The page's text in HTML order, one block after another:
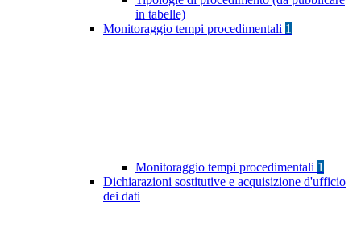
in tabelle)
Monitoraggio tempi procedimentali 1
Monitoraggio tempi procedimentali 1
Dichiarazioni sostitutive e acquisizione d'ufficio
dei dati